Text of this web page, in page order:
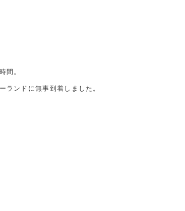
間。
ランドに無事到着しました。